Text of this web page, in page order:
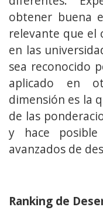
obtener buena
relevante que el
en las
sea reconocido
aplicado en
dimensión es la
de las
y hace
avanzados de
Ranking de